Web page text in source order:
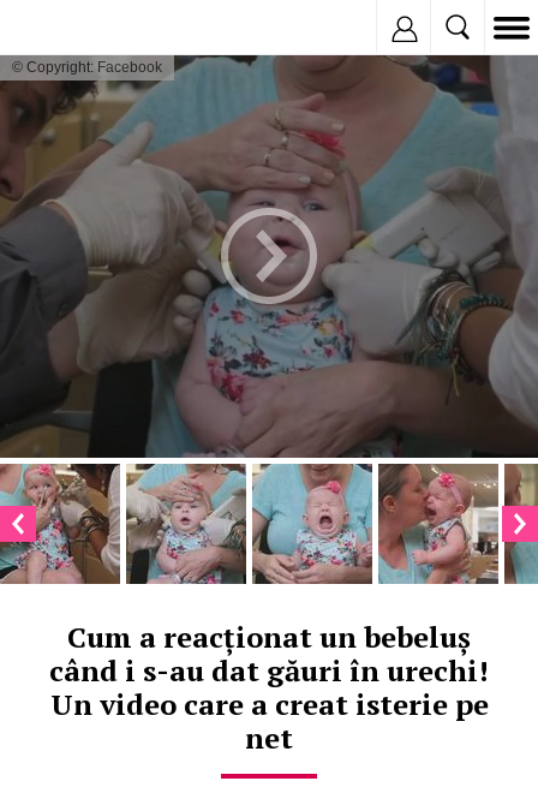
© Copyright: Facebook
Cum a reacționat un bebeluș
când i s-au dat găuri în urechi!
Un video care a creat isterie pe
net